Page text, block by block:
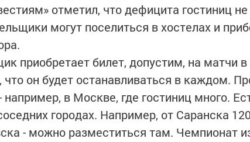
отметил, что дефицита гостиниц
могут поселиться в хостелах и
приобретает билет, допустим, на матчи в
что он будет останавливаться в каждом.
например, в Москве, где гостиниц много.
городах. Например, от Саранска
- можно разместиться там. Чемпионат